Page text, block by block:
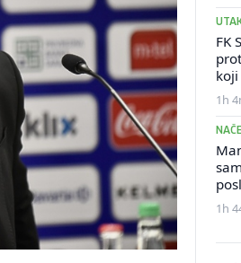
FK
1h
1h